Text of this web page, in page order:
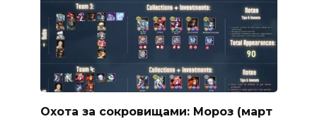
Охота за сокровищами: Мороз (март